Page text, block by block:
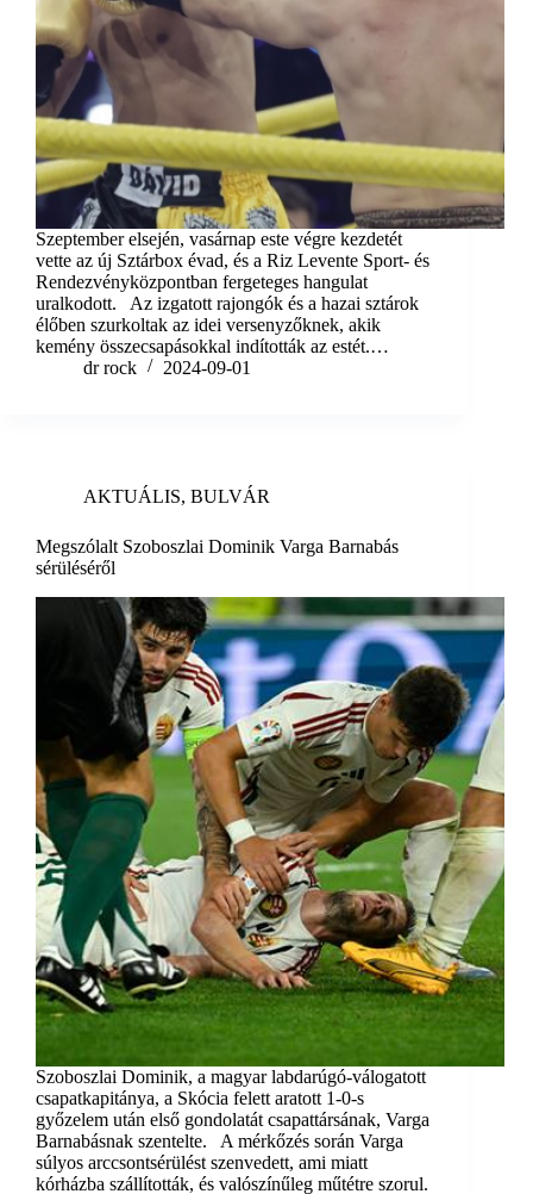
Szeptember elsején, vasárnap este végre kezdetét
vette az új Sztárbox évad, és a Riz Levente Sport- és
Rendezvényközpontban fergeteges hangulat
uralkodott. Az izgatott rajongók és a hazai sztárok
élőben szurkoltak az idei versenyzőknek, akik
kemény összecsapásokkal indították az estét.…
dr rock
2024-09-01
AKTUÁLIS, BULVÁR
Megszólalt Szoboszlai Dominik Varga Barnabás
sérüléséről
Szoboszlai Dominik, a magyar labdarúgó-válogatott
csapatkapitánya, a Skócia felett aratott 1-0-s
győzelem után első gondolatát csapattársának, Varga
Barnabásnak szentelte. A mérkőzés során Varga
súlyos arccsontsérülést szenvedett, ami miatt
kórházba szállították, és valószínűleg műtétre szorul.